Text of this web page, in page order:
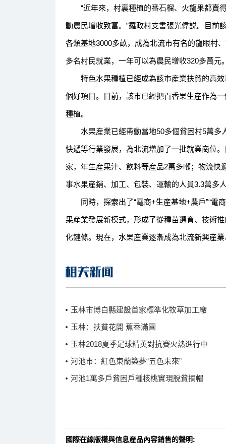
“近年來，村裏種植的番石榴、火龍果都賣得
動農民增收致富。”羅政村支書張光偉説。目前
各類基地3000多畝，成為北流市有名的龍眼村
多名村民就業，一年可以為農民增收320多萬元
特色水果種植已經成為該市産業扶貧的高效
個好項目。目前，該市已經把百香果生産作為
種植。
水果産業已經帶動當地50多個貧困村5萬多
快遞等行業發展，為北流增加了一批就業崗位
家，年生産果汁、飲料等産品2萬多噸；物流
事水果産銷、加工、包裝、運輸的人員3.3萬多
同時，探索出了“電商+生産基地+農戶”“電商
果産業發展新模式，形成了從種苗選育、技術
化鏈條。現在，水果産業逐漸成為北流新興産
玉林市博白縣建設首家標準化牧草加工廠
玉林：扶貧花開 蕉香滿園
玉林2018夏季足球精英對抗賽火熱進行中
河池市：紅色東蘭築夢“五色未來”
河池1萬多戶貧困戶種核桃實現脫貧摘帽
國際在線版權與信息産品內容銷售的聲明: